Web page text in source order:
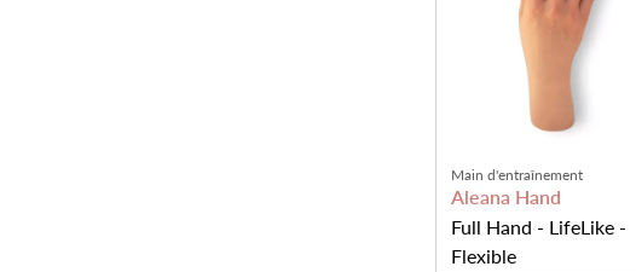
Main d'entraînement
Aleana Hand
Full Hand - LifeLike -
Flexible